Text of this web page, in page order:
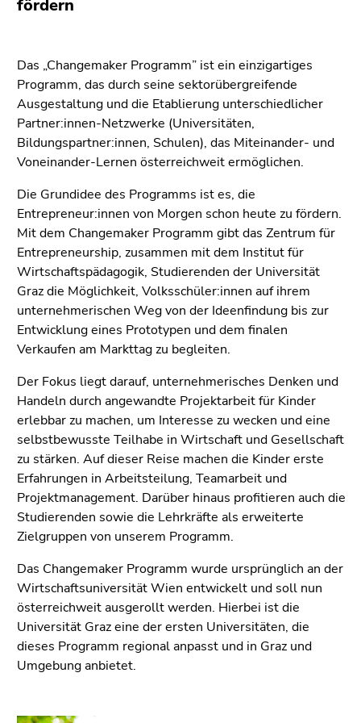
Zum
Inhalt
(Zugriffstaste
1)
Zur
(Zugriffstaste
2)
Zur
Hauptnavigation
(Zugriffstaste
3)
Zur
Unternavigation
(Zugriffstaste
Zu
den
Zusatzinformationen
(Zugriffstaste
5)
Zu
den
Seiteneinstellungen
(Benutzer/Sprache)
(Zugriffstaste
8)
Zur
Suche
(Zugriffstaste
9)
fördern
Das „Changemaker Programm” ist ein einzigartiges
Programm, das durch seine sektorübergreifende
Ausgestaltung und die Etablierung unterschiedlicher
Partner:innen-Netzwerke (Universitäten,
Bildungspartner:innen, Schulen), das Miteinander- und
Voneinander-Lernen österreichweit ermöglichen.
Die Grundidee des Programms ist es, die
Entrepreneur:innen von Morgen schon heute zu fördern.
Mit dem Changemaker Programm gibt das Zentrum für
Entrepreneurship, zusammen mit dem Institut für
Wirtschaftspädagogik, Studierenden der Universität
Graz die Möglichkeit, Volksschüler:innen auf ihrem
unternehmerischen Weg von der Ideenfindung bis zur
Entwicklung eines Prototypen und dem finalen
Verkaufen am Markttag zu begleiten.
Der Fokus liegt darauf, unternehmerisches Denken und
Handeln durch angewandte Projektarbeit für Kinder
erlebbar zu machen, um Interesse zu wecken und eine
selbstbewusste Teilhabe in Wirtschaft und Gesellschaft
zu stärken. Auf dieser Reise machen die Kinder erste
Erfahrungen in Arbeitsteilung, Teamarbeit und
Projektmanagement. Darüber hinaus profitieren auch die
Studierenden sowie die Lehrkräfte als erweiterte
Zielgruppen von unserem Programm.
Das Changemaker Programm wurde ursprünglich an der
Wirtschaftsuniversität Wien entwickelt und soll nun
österreichweit ausgerollt werden. Hierbei ist die
Universität Graz eine der ersten Universitäten, die
dieses Programm regional anpasst und in Graz und
Umgebung anbietet.